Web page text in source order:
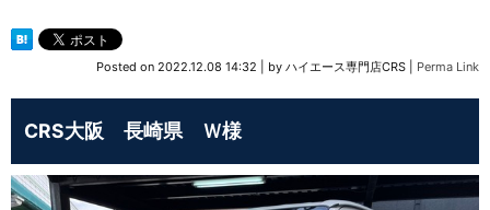
Posted on 2022.12.08 14:32 by ハイエース専門店CRS Perma Link
CRS大阪 長崎県 Ｗ様